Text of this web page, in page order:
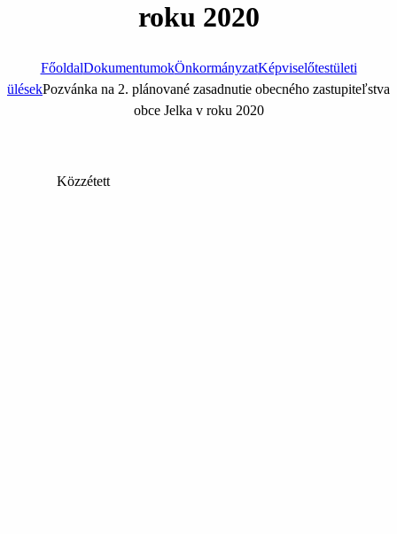
roku 2020
FőoldalDokumentumokÖnkormányzatKépviselőtestületi
ülésekPozvánka na 2. plánované zasadnutie obecného zastupiteľstva
obce Jelka v roku 2020
Közzétett